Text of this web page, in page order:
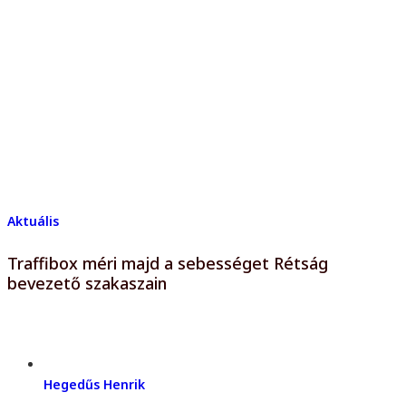
Aktuális
Traffibox méri majd a sebességet Rétság
bevezető szakaszain
Hegedűs Henrik